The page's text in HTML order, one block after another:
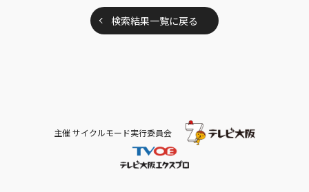
検索結果一覧に戻る
主催 サイクルモード実行委員会